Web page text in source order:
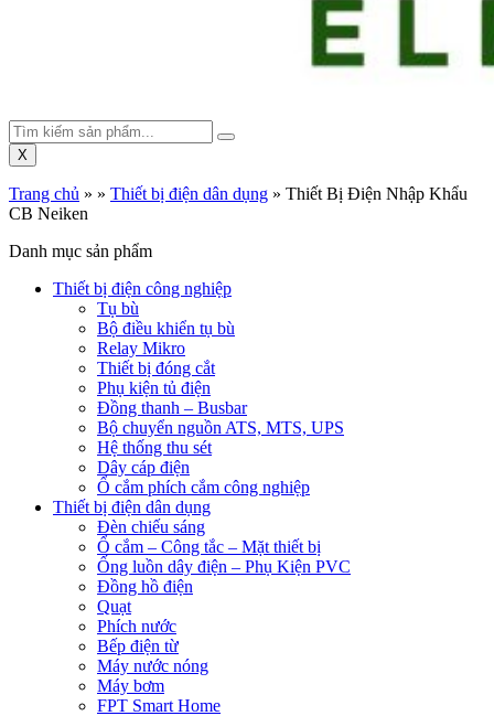
X
Trang chủ » » Thiết bị điện dân dụng » Thiết Bị Điện Nhập Khẩu
CB Neiken
Danh mục sản phẩm
Thiết bị điện công nghiệp
Tụ bù
Bộ điều khiển tụ bù
Relay Mikro
Thiết bị đóng cắt
Phụ kiện tủ điện
Đồng thanh – Busbar
Bộ chuyển nguồn ATS, MTS, UPS
Hệ thống thu sét
Dây cáp điện
Ổ cắm phích cắm công nghiệp
Thiết bị điện dân dụng
Đèn chiếu sáng
Ổ cắm – Công tắc – Mặt thiết bị
Ống luồn dây điện – Phụ Kiện PVC
Đồng hồ điện
Quạt
Phích nước
Bếp điện từ
Máy nước nóng
Máy bơm
FPT Smart Home